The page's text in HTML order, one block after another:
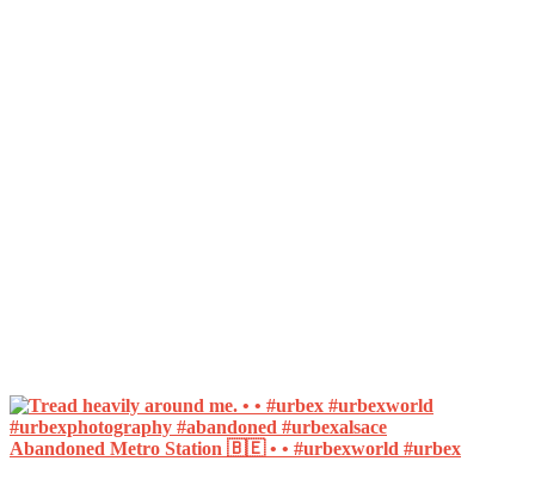
Abandoned Metro Station 🇧🇪 • • #urbexworld #urbex